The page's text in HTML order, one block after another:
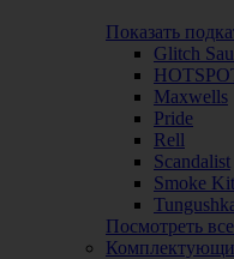
Показать
Glitch
Maxwells
Pride
Rell
Scandalist
Smoke
Посмотреть